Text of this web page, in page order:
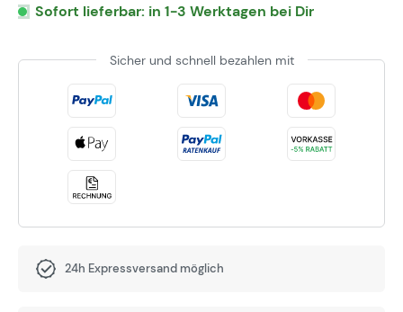
Sofort lieferbar: in 1-3 Werktagen bei Dir
Sicher und schnell bezahlen mit
24h Expressversand möglich